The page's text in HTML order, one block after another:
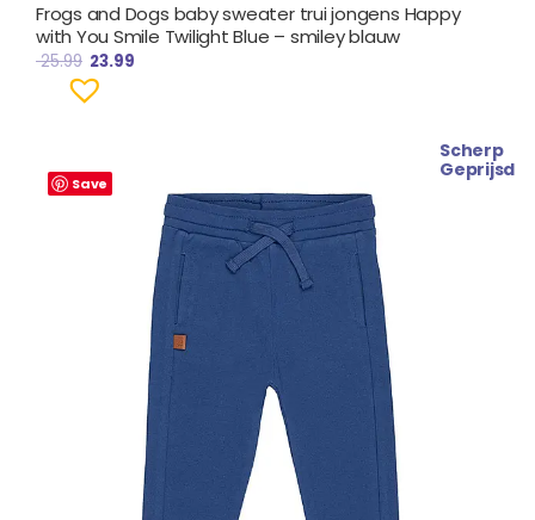
Frogs and Dogs baby sweater trui jongens Happy
with You Smile Twilight Blue – smiley blauw
25.99 23.99
Save
Scherp
Geprijsd
prijs
€ 22.99.